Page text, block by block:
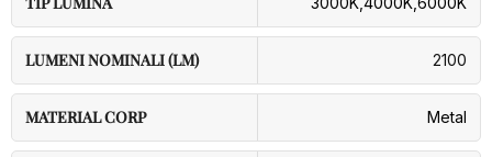
LUMENI NOMINALI (LM) 2100
MATERIAL CORP Metal